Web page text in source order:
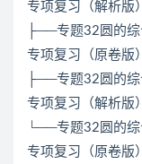
专项复习（解析版
├──专题32圆的综
专项复习（原卷版
├──专题32圆的综
专项复习（解析版
└──专题32圆的综
专项复习（原卷版